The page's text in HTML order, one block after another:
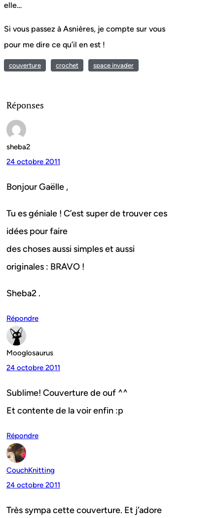
elle…
Si vous passez à Asnières, je compte sur vous
pour me dire ce qu’il en est !
couverture crochet space invader
Réponses
sheba2
24 octobre 2011
Bonjour Gaëlle ,
Tu es géniale ! C’est super de trouver ces
idées pour faire
des choses aussi simples et aussi
originales : BRAVO !
Sheba2 .
Répondre
Mooglosaurus
24 octobre 2011
Sublime! Couverture de ouf ^^
Et contente de la voir enfin :p
Répondre
CouchKnitting
24 octobre 2011
Très sympa cette couverture. Et j’adore